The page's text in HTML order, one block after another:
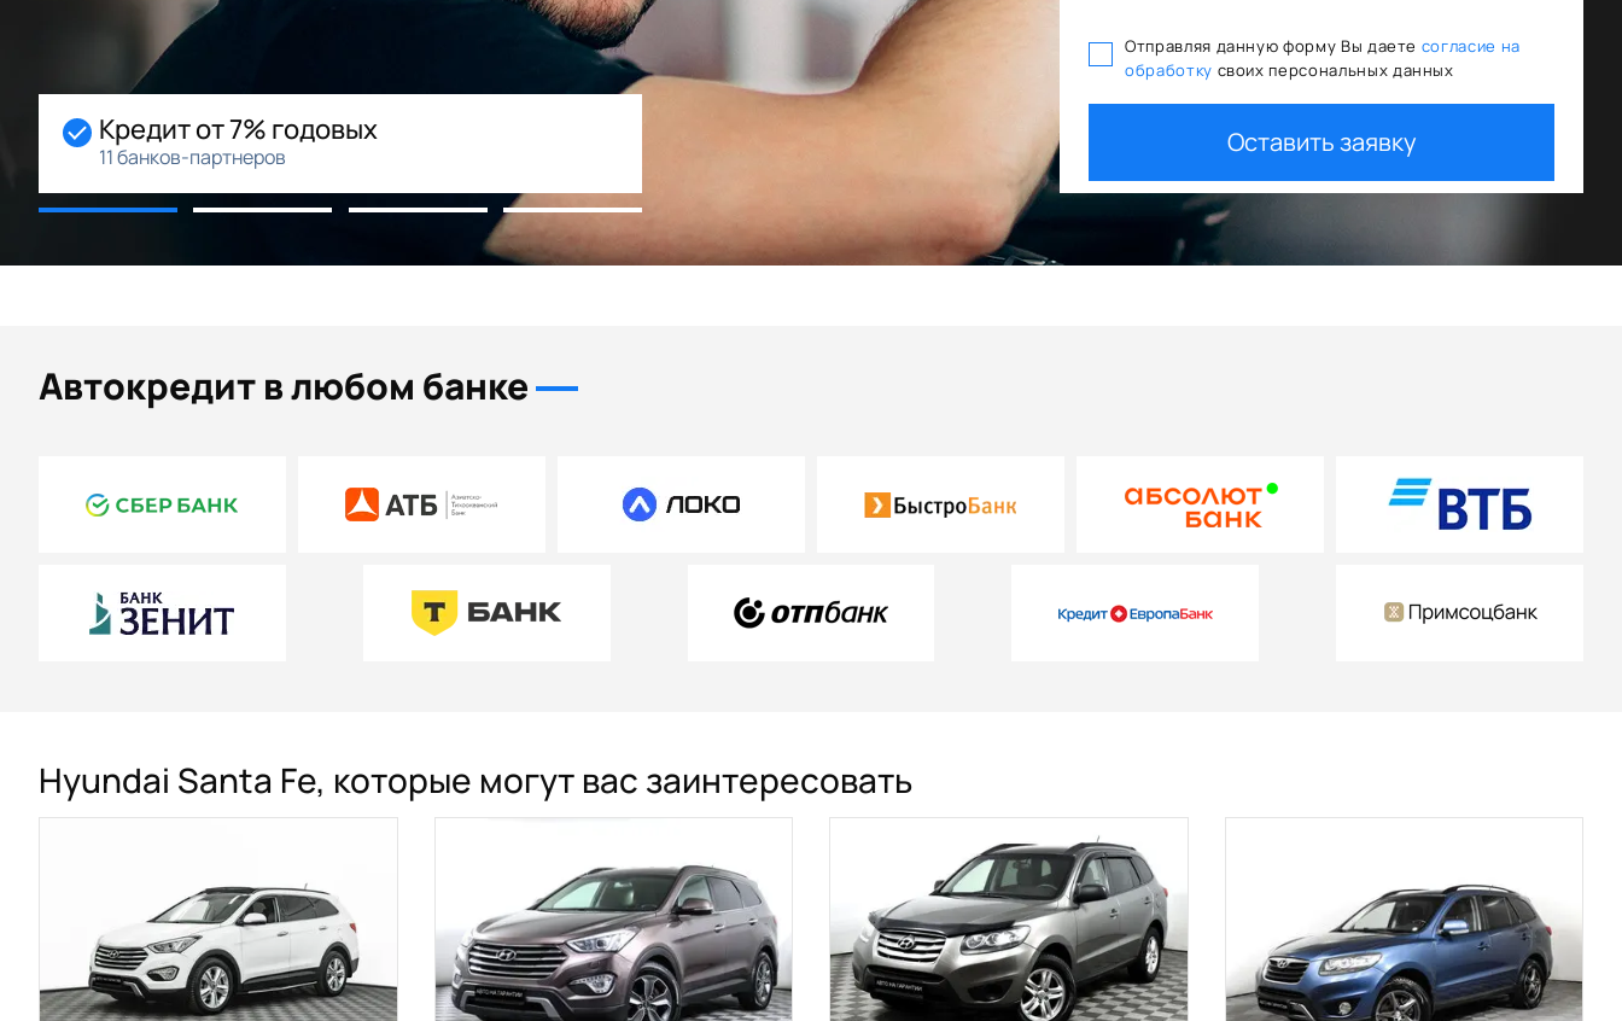
Начальный взнос 0%
Возможность рассрочки
Госпрограммы льготного кредитования Trade In как
+ дополнительная
Отправляя данную форму Вы даете согласие на
обработку своих персональных данных
Оставить заявку
Автокредит в любом банке
Hyundai Santa Fe, которые могут вас заинтересовать